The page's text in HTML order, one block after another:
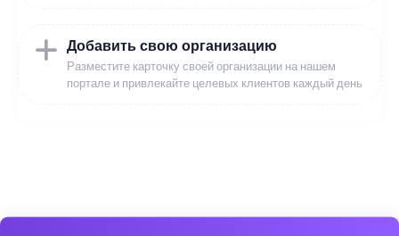
Добавить свою организацию
Разместите карточку своей организации на нашем
портале и привлекайте целевых клиентов каждый день